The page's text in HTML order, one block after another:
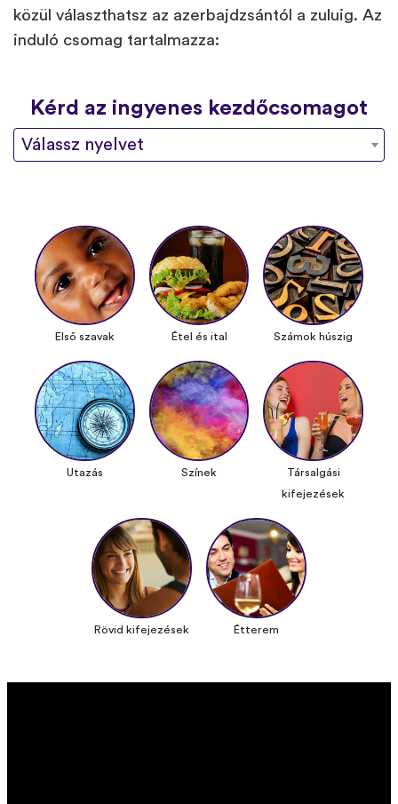
közül választhatsz az azerbajdzsántól a zuluig. Az
induló csomag tartalmazza:
Kérd az ingyenes kezdőcsomagot
Válassz nyelvet
Első szavak Étel és ital Számok húszig
Utazás Színek
Társalgási
kifejezések
Rövid kifejezések Étterem